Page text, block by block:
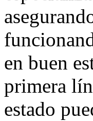
en buen
primera
estado